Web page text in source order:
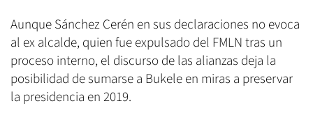
Aunque Sánchez Cerén en sus declaraciones no evoca
al ex alcalde, quien fue expulsado del FMLN tras un
proceso interno, el discurso de las alianzas deja la
posibilidad de sumarse a Bukele en miras a preservar
la presidencia en 2019.